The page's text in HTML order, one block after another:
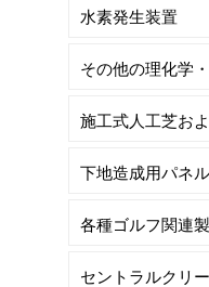
水素発生装置
その他の理化学
施工式人工芝お
下地造成用パネル
各種ゴルフ関連
セントラルクリ